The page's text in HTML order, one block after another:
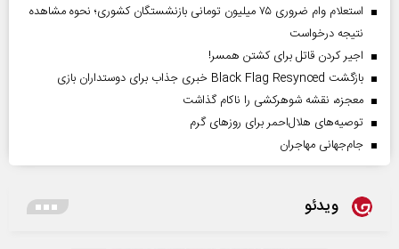
استعلام وام ضروری ۷۵ میلیون تومانی بازنشستگان کشوری؛ نحوه مشاهده
نتیجه درخواست
اجیر کردن قاتل برای کشتن همسر!
بازگشت Black Flag Resynced خبری جذاب برای دوستداران بازی
معجزه، نقشه شوهرکشی را ناکام گذاشت
توصیه‌های هلال‌احمر برای روز‌های گرم
جام‌جهانی مهاجران
ویدئو